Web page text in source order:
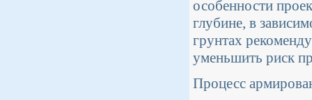
особенности
глубине, в
грунтах
уменьшить риск
Процесс